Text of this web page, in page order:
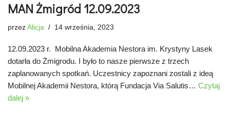
MAN Żmigród 12.09.2023
przez Alicja 14 września, 2023
12.09.2023 r. Mobilna Akademia Nestora im. Krystyny Lasek
dotarła do Żmigrodu. I było to nasze pierwsze z trzech
zaplanowanych spotkań. Uczestnicy zapoznani zostali z ideą
Mobilnej Akademii Nestora, którą Fundacja Via Salutis… Czytaj
dalej »